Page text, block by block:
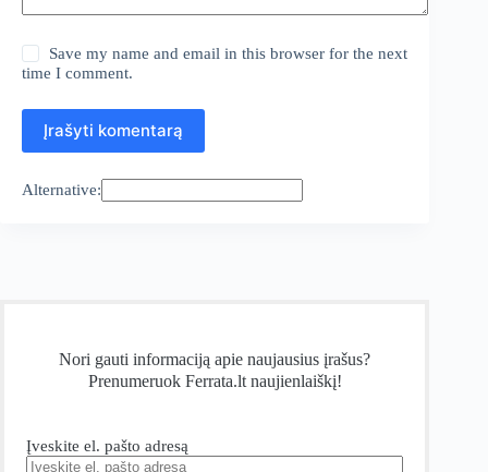
Save my name and email in this browser for the next
time I comment.
Įrašyti komentarą
Alternative:
Nori gauti informaciją apie naujausius įrašus?
Prenumeruok Ferrata.lt naujienlaiškį!
Įveskite el. pašto adresą